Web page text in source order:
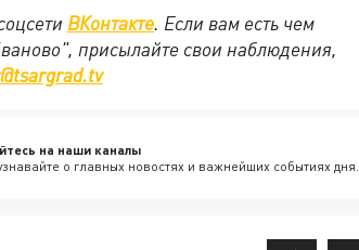
ВКонтакте. Если вам есть чем
присылайте свои наблюдения,
на наши каналы
о главных новостях и важнейших событиях дня.